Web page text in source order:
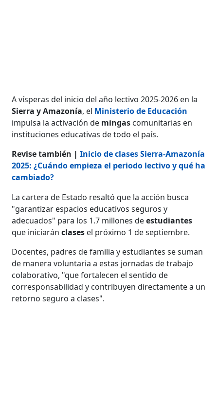
A vísperas del inicio del año lectivo 2025-2026 en la
Sierra y Amazonía, el Ministerio de Educación
impulsa la activación de mingas comunitarias en
instituciones educativas de todo el país.
Revise también |Inicio de clases Sierra-Amazonía
2025: ¿Cuándo empieza el periodo lectivo y qué ha
cambiado?
La cartera de Estado resaltó que la acción busca
"garantizar espacios educativos seguros y
adecuados" para los 1.7 millones deestudiantes
que iniciaránclases el próximo 1 de septiembre.
Docentes, padres de familia y estudiantes se suman
de manera voluntaria a estas jornadas de trabajo
colaborativo, "que fortalecen el sentido de
corresponsabilidad y contribuyen directamente a un
retorno seguro a clases".